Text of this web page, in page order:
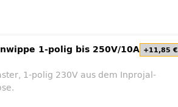
1-polig bis 250V/10A +11,85 €
1-polig 230V aus dem Inprojal-